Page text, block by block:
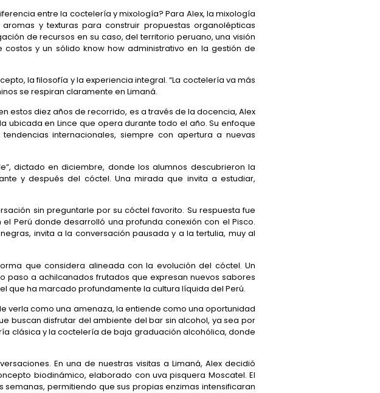
entre la coctelería y mixología? Para Alex, la mixología
y texturas para construir propuestas organolépticas
de recursos en su caso, del territorio peruano, una visión
y un sólido know how administrativo en la gestión de
la filosofía y la experiencia integral. “La coctelería va más
se respiran claramente en Limaná.
estos diez años de recorrido, es a través de la docencia, Alex
ubicada en Lince que opera durante todo el año. Su enfoque
internacionales, siempre con apertura a nuevas
dictado en diciembre, donde los alumnos descubrieron la
y después del cóctel. Una mirada que invita a estudiar,
sin preguntarle por su cóctel favorito. Su respuesta fue
Perú donde desarrolló una profunda conexión con el Pisco.
invita a la conversación pausada y a la tertulia, muy al
que considera alineada con la evolución del cóctel. Un
a achilcanados frutados que expresan nuevos sabores
que ha marcado profundamente la cultura líquida del Perú.
verla como una amenaza, la entiende como una oportunidad
buscan disfrutar del ambiente del bar sin alcohol, ya sea por
clásica y la coctelería de baja graduación alcohólica, donde
En una de nuestras visitas a Limaná, Alex decidió
biodinámico, elaborado con uva pisquera Moscatel. El
permitiendo que sus propias enzimas intensificaran